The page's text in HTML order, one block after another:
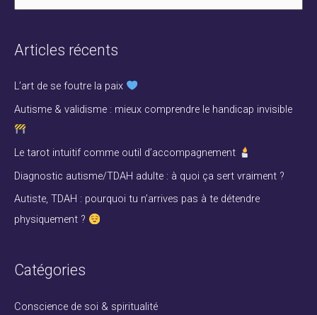
h
h
e
r
:
Articles récents
L’art de se foutre la paix
Autisme & validisme : mieux comprendre le handicap invisible
Le tarot intuitif comme outil d’accompagnement
Diagnostic autisme/TDAH adulte : à quoi ça sert vraiment ?
Autiste, TDAH : pourquoi tu n’arrives pas à te détendre
physiquement ?
Catégories
Conscience de soi & spiritualité